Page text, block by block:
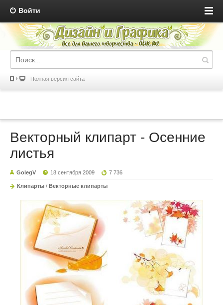
Войти
Полная версия сайта
Векторный клипарт - Осенние
листья
GolegV 18 сентября 2009 7 736
Клипарты / Векторные клипарты